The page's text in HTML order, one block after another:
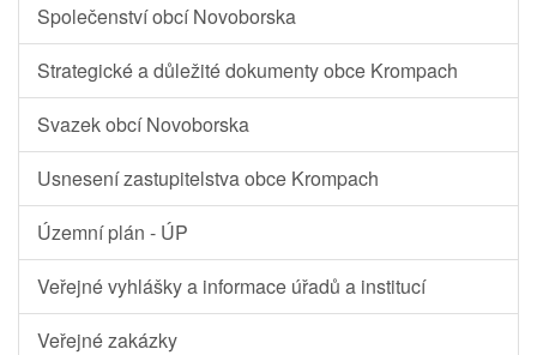
Společenství obcí Novoborska
Strategické a důležité dokumenty obce Krompach
Svazek obcí Novoborska
Usnesení zastupitelstva obce Krompach
Územní plán - ÚP
Veřejné vyhlášky a informace úřadů a institucí
Veřejné zakázky